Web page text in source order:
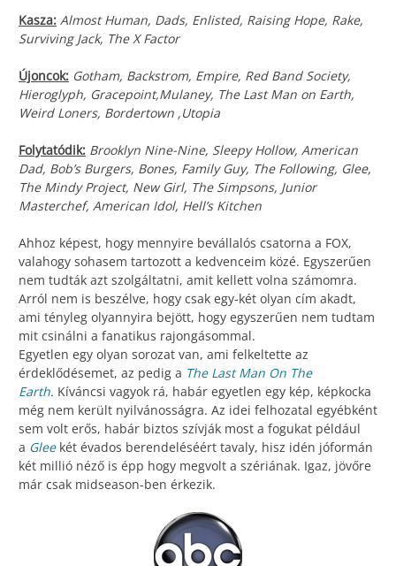
Kasza: Almost Human, Dads, Enlisted, Raising Hope, Rake,
Surviving Jack, The X Factor
Újoncok: Gotham, Backstrom, Empire, Red Band Society,
Hieroglyph, Gracepoint,Mulaney, The Last Man on Earth,
Weird Loners, Bordertown ,Utopia
Folytatódik: Brooklyn Nine-Nine, Sleepy Hollow, American
Dad, Bob’s Burgers, Bones, Family Guy, The Following, Glee,
The Mindy Project, New Girl, The Simpsons, Junior
Masterchef, American Idol, Hell’s Kitchen
Ahhoz képest, hogy mennyire bevállalós csatorna a FOX,
valahogy sohasem tartozott a kedvenceim közé. Egyszerűen
nem tudták azt szolgáltatni, amit kellett volna számomra.
Arról nem is beszélve, hogy csak egy-két olyan cím akadt,
ami tényleg olyannyira bejött, hogy egyszerűen nem tudtam
mit csinálni a fanatikus rajongásommal.
Egyetlen egy olyan sorozat van, ami felkeltette az
érdeklődésemet, az pedig a The Last Man On The
Earth. Kíváncsi vagyok rá, habár egyetlen egy kép, képkocka
még nem került nyilvánosságra. Az idei felhozatal egyébként
sem volt erős, habár biztos szívják most a fogukat például
a Gleekét évados berendeléséért tavaly, hisz idén jóformán
két millió néző is épp hogy megvolt a szériának. Igaz, jövőre
már csak midseason-ben érkezik.